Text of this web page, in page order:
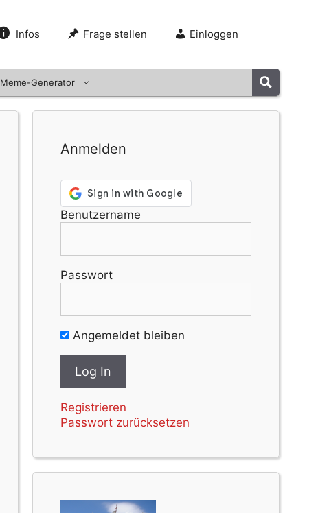
Infos Frage stellen Einloggen
Meme-Generator
Anmelden
Benutzername
Passwort
Angemeldet bleiben
Registrieren
Passwort zurücksetzen